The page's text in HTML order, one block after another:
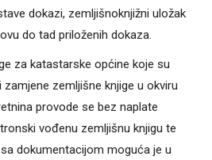
dokazi, zemljišnoknjižni uložak
do tad priloženih dokaza.
za katastarske općine koje su
zemljišne knjige u okviru
provode se bez naplate
vođenu zemljišnu knjigu te
dokumentacijom moguća je u